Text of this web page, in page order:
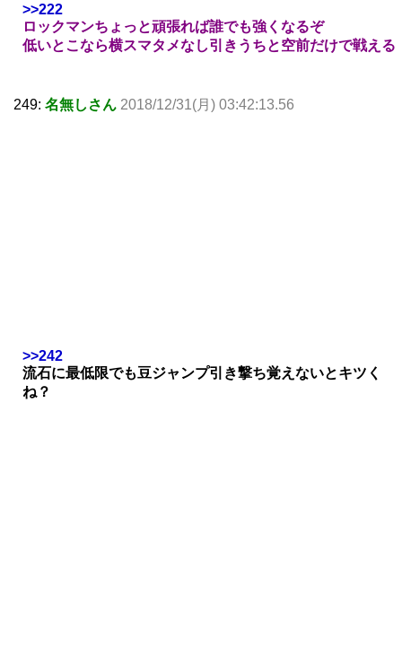
>>222
ロックマンちょっと頑張れば誰でも強くなるぞ
低いとこなら横スマタメなし引きうちと空前だけで戦える
249: 名無しさん 2018/12/31(月) 03:42:13.56
>>242
流石に最低限でも豆ジャンプ引き撃ち覚えないとキツく
ね？